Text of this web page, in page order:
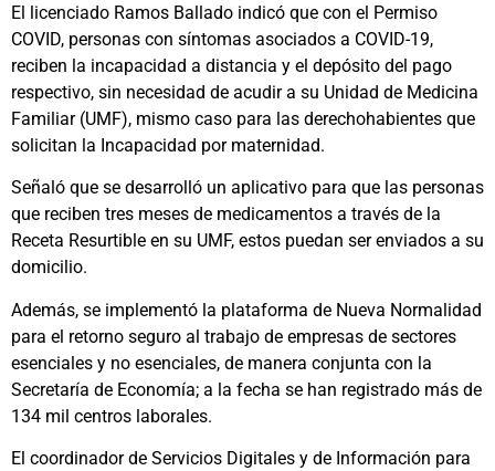
El licenciado Ramos Ballado indicó que con el Permiso
COVID, personas con síntomas asociados a COVID-19,
reciben la incapacidad a distancia y el depósito del pago
respectivo, sin necesidad de acudir a su Unidad de Medicina
Familiar (UMF), mismo caso para las derechohabientes que
solicitan la Incapacidad por maternidad.
Señaló que se desarrolló un aplicativo para que las personas
que reciben tres meses de medicamentos a través de la
Receta Resurtible en su UMF, estos puedan ser enviados a su
domicilio.
Además, se implementó la plataforma de Nueva Normalidad
para el retorno seguro al trabajo de empresas de sectores
esenciales y no esenciales, de manera conjunta con la
Secretaría de Economía; a la fecha se han registrado más de
134 mil centros laborales.
El coordinador de Servicios Digitales y de Información para